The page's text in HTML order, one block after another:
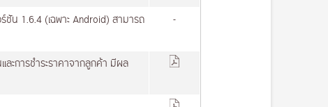
ชัน 1.6.4 (เฉพาะ Android) สามารถ
-
ละการชำระราคาจากลูกค้า มีผล